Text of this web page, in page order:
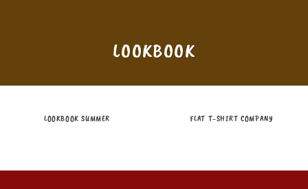
LOOKBOOK
LOOKBOOK SUMMER FLAT T-SHIRT COMPANY